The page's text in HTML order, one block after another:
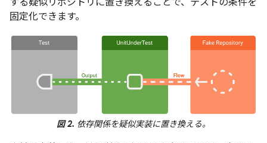
固定化できます。
図 2. 依存関係を疑似実装に置き換える。